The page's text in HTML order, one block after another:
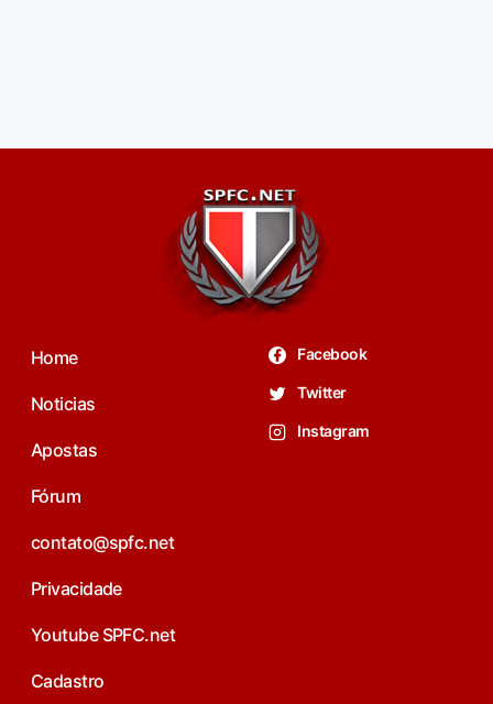
Home
Noticias
Apostas
Fórum
contato@spfc.net
Privacidade
Youtube SPFC.net
Cadastro
Facebook
Twitter
Instagram